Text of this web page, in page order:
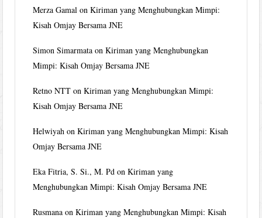
Merza Gamal onKiriman yang Menghubungkan Mimpi:
Kisah Omjay Bersama JNE
Simon Simarmata onKiriman yang Menghubungkan
Mimpi: Kisah Omjay Bersama JNE
Retno NTT onKiriman yang Menghubungkan Mimpi:
Kisah Omjay Bersama JNE
Helwiyah onKiriman yang Menghubungkan Mimpi: Kisah
Omjay Bersama JNE
Eka Fitria, S. Si., M. Pd onKiriman yang
Menghubungkan Mimpi: Kisah Omjay Bersama JNE
Rusmana onKiriman yang Menghubungkan Mimpi: Kisah